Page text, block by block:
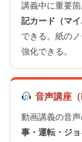
講義中に重要箇
記カード（マイ
できる。紙の
強化できる。
音声講座（
動画講義の音
事・運転・ジ